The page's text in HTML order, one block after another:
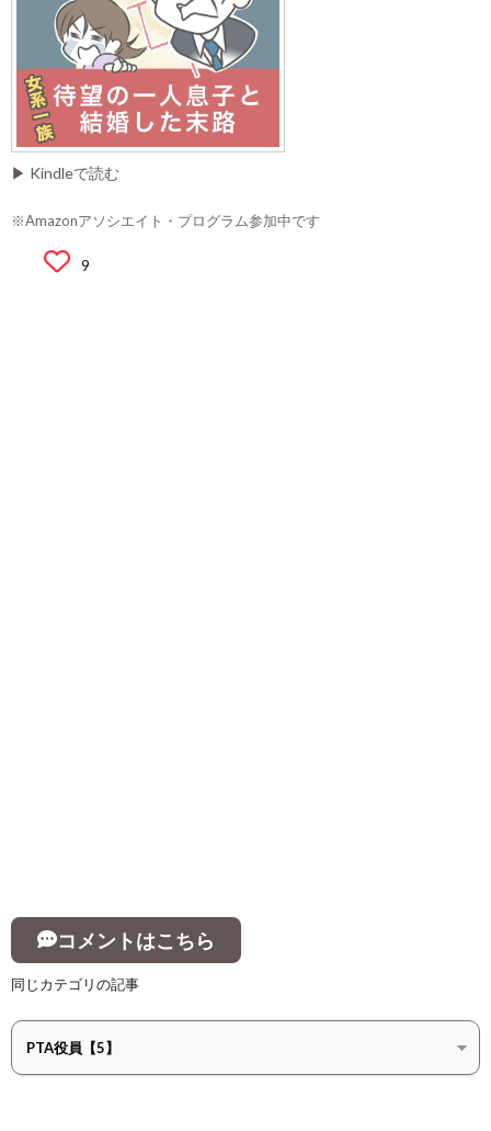
▶ Kindleで読む
※Amazonアソシエイト・プログラム参加中です
9
コメントはこちら
同じカテゴリの記事